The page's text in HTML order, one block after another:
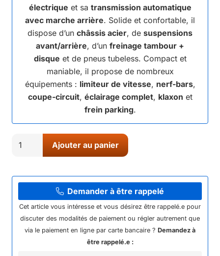
électrique et sa transmission automatique
avec marche arrière. Solide et confortable, il
dispose d’un châssis acier, de suspensions
avant/arrière, d’un freinage tambour +
disque et de pneus tubeless. Compact et
maniable, il propose de nombreux
équipements : limiteur de vitesse, nerf-bars,
coupe-circuit, éclairage complet, klaxon et
frein parking.
enfant
125
Roues
Ajouter au panier
Demander à être rappelé
Cet article vous intéresse et vous désirez être rappelé.e pour
discuter des modalités de paiement ou régler autrement que
via le paiement en ligne par carte bancaire ? Demandez à
être rappelé.e :